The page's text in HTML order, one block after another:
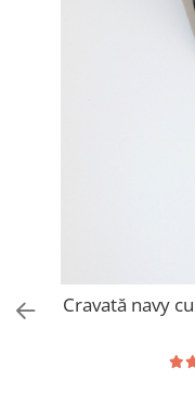
Cravată navy